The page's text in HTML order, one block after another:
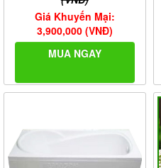
Giá Khuyến Mại:
3,900,000 (VNĐ)
MUA NGAY